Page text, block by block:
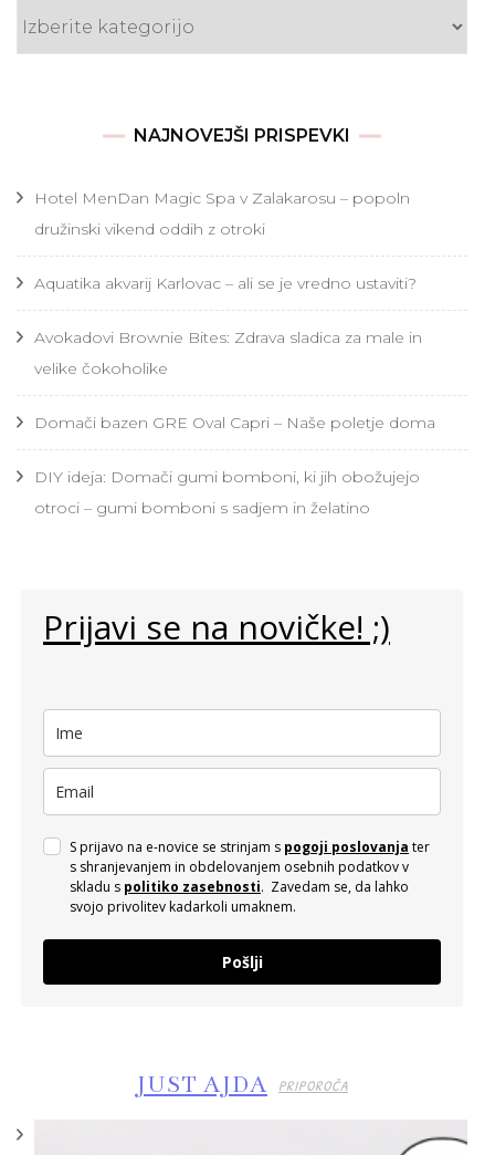
NAJNOVEJŠI PRISPEVKI
Hotel MenDan Magic Spa v Zalakarosu – popoln
družinski vikend oddih z otroki
Aquatika akvarij Karlovac – ali se je vredno ustaviti?
Avokadovi Brownie Bites: Zdrava sladica za male in
velike čokoholike
Domači bazen GRE Oval Capri – Naše poletje doma
DIY ideja: Domači gumi bomboni, ki jih obožujejo
otroci – gumi bomboni s sadjem in želatino
Prijavi se na novičke! ;)
S prijavo na e-novice se strinjam s pogoji poslovanja ter
s shranjevanjem in obdelovanjem osebnih podatkov v
skladu s politiko zasebnosti. Zavedam se, da lahko
svojo privolitev kadarkoli umaknem.
Pošlji
JUST AJDA PRIPOROČA